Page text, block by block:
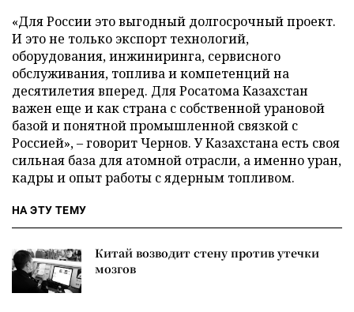
«Для России это выгодный долгосрочный проект.
И это не только экспорт технологий,
оборудования, инжиниринга, сервисного
обслуживания, топлива и компетенций на
десятилетия вперед. Для Росатома Казахстан
важен еще и как страна с собственной урановой
базой и понятной промышленной связкой с
Россией», – говорит Чернов. У Казахстана есть своя
сильная база для атомной отрасли, а именно уран,
кадры и опыт работы с ядерным топливом.
НА ЭТУ ТЕМУ
Китай возводит стену против утечки
мозгов